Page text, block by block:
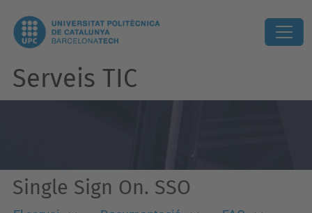
Serveis TIC
Single Sign On. SSO